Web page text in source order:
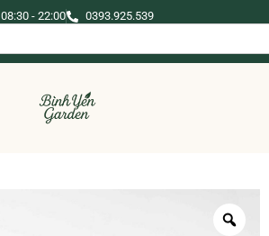
08:30 - 22:00 0393.925.539